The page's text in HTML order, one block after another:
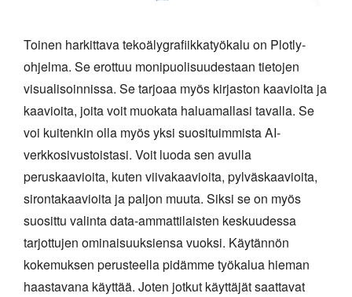
Toinen harkittava tekoälygrafiikkatyökalu on Plotly-
ohjelma. Se erottuu monipuolisuudestaan tietojen
visualisoinnissa. Se tarjoaa myös kirjaston kaavioita ja
kaavioita, joita voit muokata haluamallasi tavalla. Se
voi kuitenkin olla myös yksi suosituimmista AI-
verkkosivustoistasi. Voit luoda sen avulla
peruskaavioita, kuten viivakaavioita, pylväskaavioita,
sirontakaavioita ja paljon muuta. Siksi se on myös
suosittu valinta data-ammattilaisten keskuudessa
tarjottujen ominaisuuksiensa vuoksi. Käytännön
kokemuksen perusteella pidämme työkalua hieman
haastavana käyttää. Joten jotkut käyttäjät saattavat